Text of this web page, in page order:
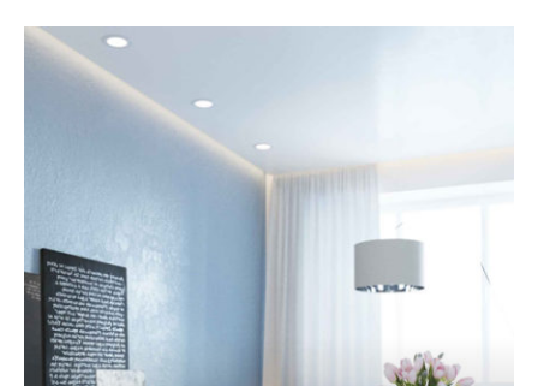
Просторий мінімалізм